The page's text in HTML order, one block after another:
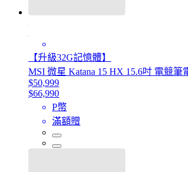
【升級32G記憶體】
MSI 微星 Katana 15 HX 15.6吋 電競
$50,999
$66,990
P幣
滿額贈